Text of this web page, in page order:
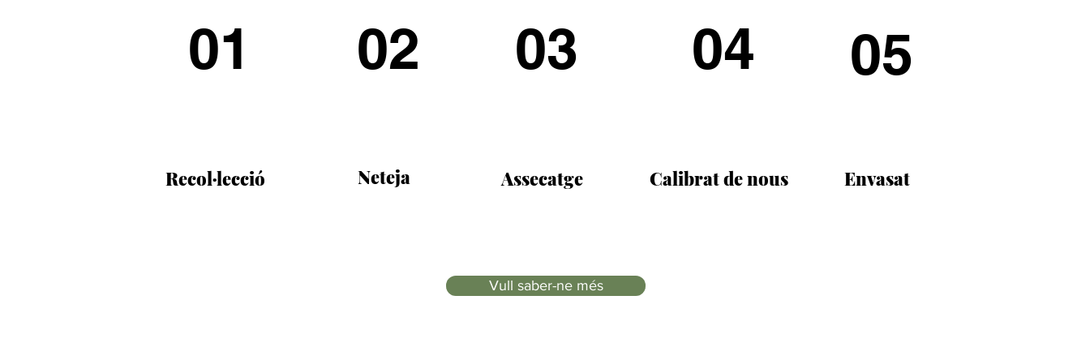
01 02 03 04 05
Recol·lecció Neteja Assecatge
Vull saber-ne més
Calibrat de nous Envasat